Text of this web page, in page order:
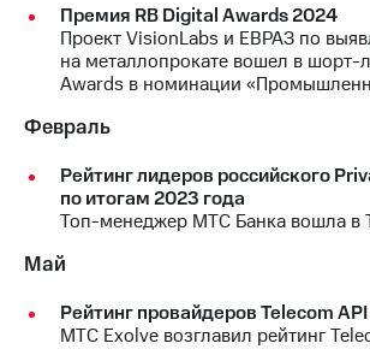
Контакты
Новости
в
Корпоративное
управление
информации
Информация
Премия RB Digital Awards 2024
Проект VisionLabs и ЕВРАЗ по
на металлопрокате вошел в шорт-
Awards в номинации
Февраль
Рейтинг лидеров российского
по итогам 2023 года
Топ-менеджер МТС Банка вошла в
Май
Рейтинг провайдеров Telecom API
МТС Exolve возглавил рейтинг